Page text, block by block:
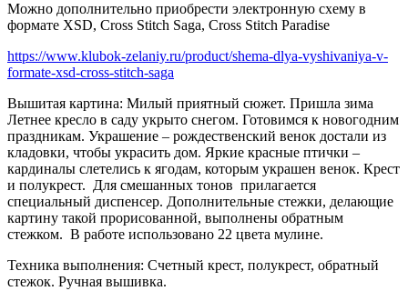
Можно дополнительно приобрести электронную схему в
формате XSD, Cross Stitch Saga, Cross Stitch Paradise
https://www.klubok-zelaniy.ru/product/shema-dlya-vyshivaniya-v-
formate-xsd-cross-stitch-saga
Вышитая картина: Милый приятный сюжет. Пришла зима
Летнее кресло в саду укрыто снегом. Готовимся к новогодним
праздникам. Украшение – рождественский венок достали из
кладовки, чтобы украсить дом. Яркие красные птички –
кардиналы слетелись к ягодам, которым украшен венок. Крест
и полукрест. Для смешанных тонов прилагается
специальный диспенсер. Дополнительные стежки, делающие
картину такой прорисованной, выполнены обратным
стежком. В работе использовано 22 цвета мулине.
Техника выполнения: Счетный крест, полукрест, обратный
стежок. Ручная вышивка.